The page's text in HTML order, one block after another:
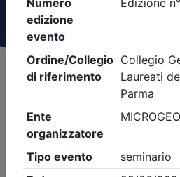
eventi
Criteri di ricerca applicati:
- Tipo Ordine/collegio:
Parma- Eventi in programma